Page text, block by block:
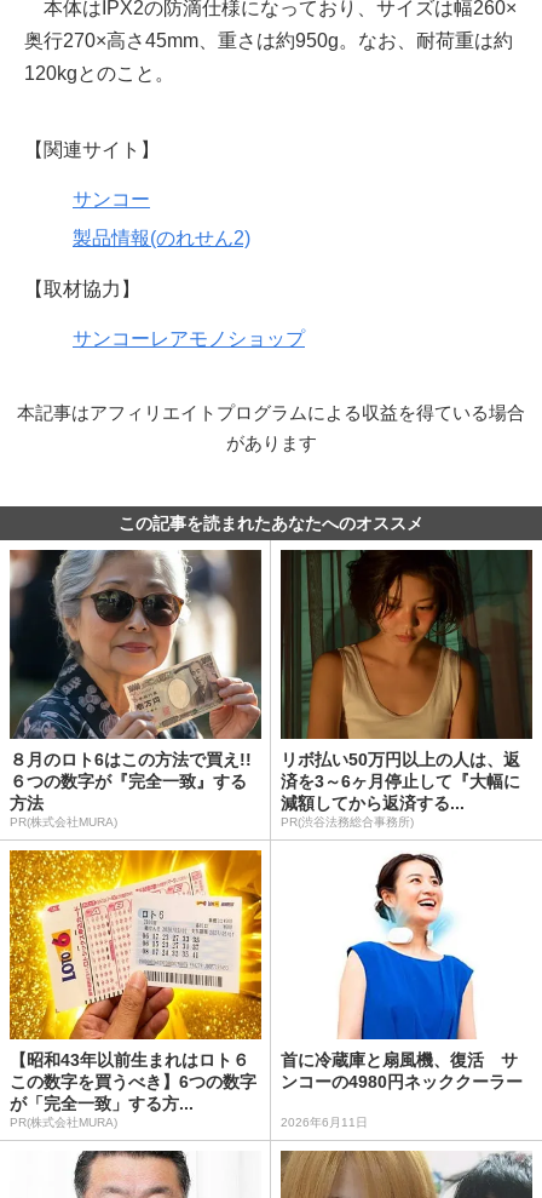
本体はIPX2の防滴仕様になっており、サイズは幅260×
奥行270×高さ45mm、重さは約950g。なお、耐荷重は約
120kgとのこと。
【関連サイト】
サンコー
製品情報(のれせん2)
【取材協力】
サンコーレアモノショップ
本記事はアフィリエイトプログラムによる収益を得ている場合
があります
この記事を読まれたあなたへのオススメ
８月のロト6はこの方法で買え!!
６つの数字が『完全一致』する
方法
PR(株式会社MURA)
リボ払い50万円以上の人は、返
済を3～6ヶ月停止して『大幅に
減額してから返済する...
PR(渋谷法務総合事務所)
【昭和43年以前生まれはロト６
この数字を買うべき】6つの数字
が「完全一致」する方...
PR(株式会社MURA)
首に冷蔵庫と扇風機、復活 サ
ンコーの4980円ネッククーラー
2026年6月11日